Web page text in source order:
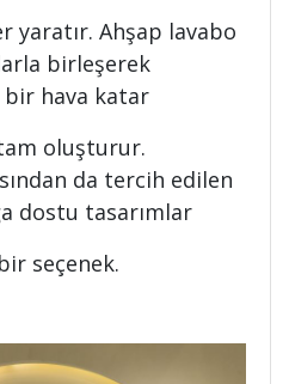
Ahşap lavabo
birleşerek
hava katar
oluşturur.
da tercih edilen
dostu tasarımlar
seçenek.